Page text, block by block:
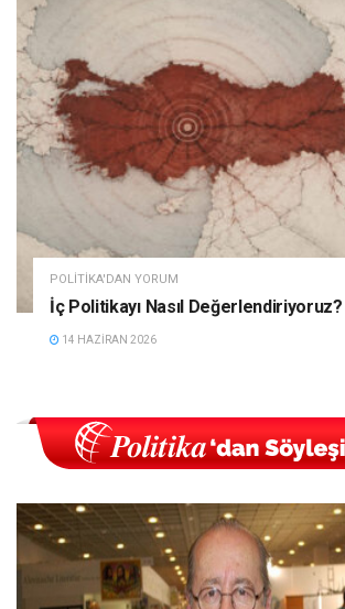
POLITIKA'DAN YORUM
İç Politikayı Nasıl Değerlendiriyoruz?
14 HAZIRAN 2026